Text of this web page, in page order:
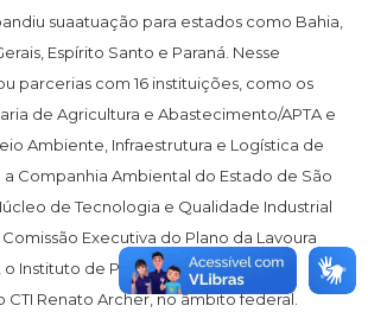
suaatuação para estados como Bahia,
Espírito Santo e Paraná. Nesse
parcerias com 16 instituições, como os
de Agricultura e Abastecimento/APTA e
Ambiente, Infraestrutura e Logística de
a Companhia Ambiental do Estado de São
de Tecnologia e Qualidade Industrial
Executiva do Plano da Lavoura
Instituto de Pesquisas Energéticas e
CTI Renato Archer, no âmbito federal.